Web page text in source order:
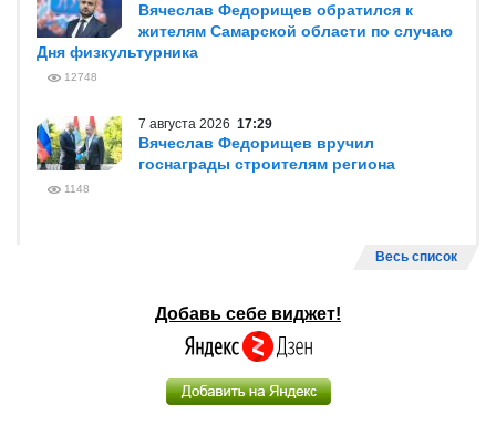
Вячеслав Федорищев обратился к
жителям Самарской области по случаю
Дня физкультурника
12748
7 августа 2026 17:29
Вячеслав Федорищев вручил
госнаграды строителям региона
1148
Весь список
Добавь себе виджет!